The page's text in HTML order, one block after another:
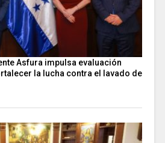
Asfura impulsa evaluación
la lucha contra el lavado de